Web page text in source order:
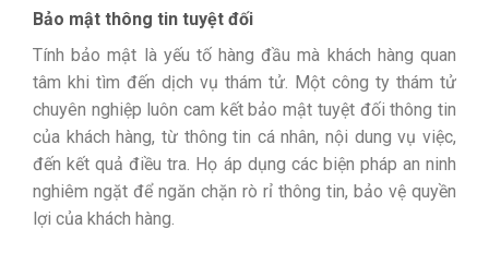
Bảo mật thông tin tuyệt đối
Tính bảo mật là yếu tố hàng đầu mà khách hàng quan
tâm khi tìm đến dịch vụ thám tử. Một công ty thám tử
chuyên nghiệp luôn cam kết bảo mật tuyệt đối thông tin
của khách hàng, từ thông tin cá nhân, nội dung vụ việc,
đến kết quả điều tra. Họ áp dụng các biện pháp an ninh
nghiêm ngặt để ngăn chặn rò rỉ thông tin, bảo vệ quyền
lợi của khách hàng.